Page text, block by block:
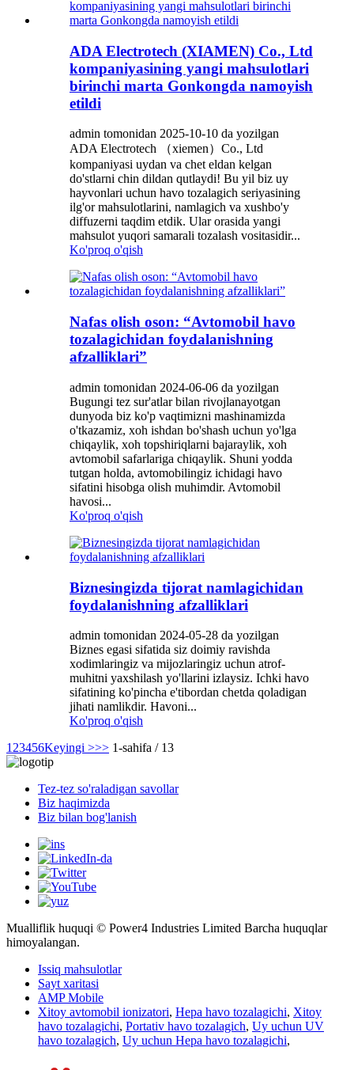
ADA Electrotech (XIAMEN) Co., Ltd
kompaniyasining yangi mahsulotlari
birinchi marta Gonkongda namoyish
etildi
admin tomonidan 2025-10-10 da yozilgan
ADA Electrotech （xiemen）Co., Ltd
kompaniyasi uydan va chet eldan kelgan
do'stlarni chin dildan qutlaydi! Bu yil biz uy
hayvonlari uchun havo tozalagich seriyasining
ilg'or mahsulotlarini, namlagich va xushbo'y
diffuzerni taqdim etdik. Ular orasida yangi
mahsulot yuqori samarali tozalash vositasidir...
Ko'proq o'qish
Nafas olish oson: “Avtomobil havo
tozalagichidan foydalanishning
afzalliklari”
admin tomonidan 2024-06-06 da yozilgan
Bugungi tez sur'atlar bilan rivojlanayotgan
dunyoda biz ko'p vaqtimizni mashinamizda
o'tkazamiz, xoh ishdan bo'shash uchun yo'lga
chiqaylik, xoh topshiriqlarni bajaraylik, xoh
avtomobil safarlariga chiqaylik. Shuni yodda
tutgan holda, avtomobilingiz ichidagi havo
sifatini hisobga olish muhimdir. Avtomobil
havosi...
Ko'proq o'qish
Biznesingizda tijorat namlagichidan
foydalanishning afzalliklari
admin tomonidan 2024-05-28 da yozilgan
Biznes egasi sifatida siz doimiy ravishda
xodimlaringiz va mijozlaringiz uchun atrof-
muhitni yaxshilash yo'llarini izlaysiz. Ichki havo
sifatining ko'pincha e'tibordan chetda qoladigan
jihati namlikdir. Havoni...
Ko'proq o'qish
1 23456Keyingi >>> 1-sahifa / 13
Tez-tez so'raladigan savollar
Biz haqimizda
Biz bilan bog'lanish
Mualliflik huquqi © Power4 Industries Limited Barcha huquqlar
himoyalangan.
Issiq mahsulotlar
Sayt xaritasi
AMP Mobile
Xitoy avtomobil ionizatori, Hepa havo tozalagichi, Xitoy
havo tozalagichi, Portativ havo tozalagich, Uy uchun UV
havo tozalagich, Uy uchun Hepa havo tozalagichi,